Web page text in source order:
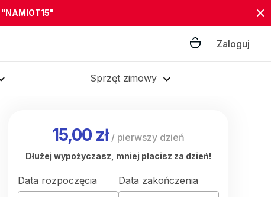
"NAMIOT15"
Zaloguj
Sprzęt zimowy
15,00 zł/ pierwszy dzień
Dłużej wypożyczasz, mniej płacisz za dzień!
Data rozpoczęcia
Data zakończenia